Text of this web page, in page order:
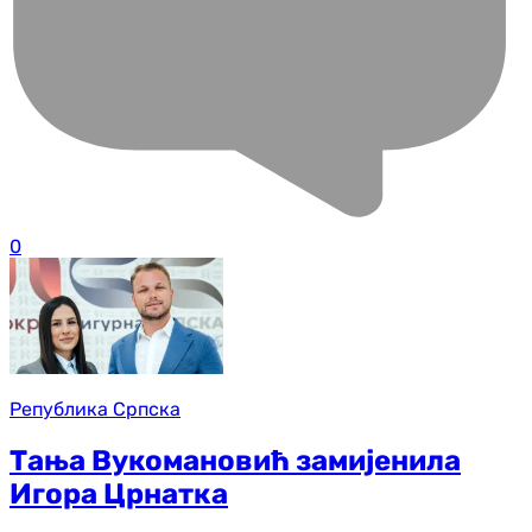
0
Република Српска
Тања Вукомановић замијенила
Игора Црнатка